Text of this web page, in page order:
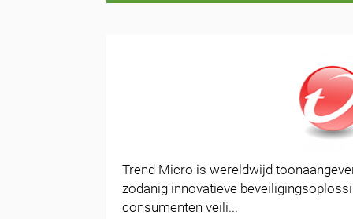
Trend Micro is wereldwijd
zodanig innovatieve
consumenten veili...